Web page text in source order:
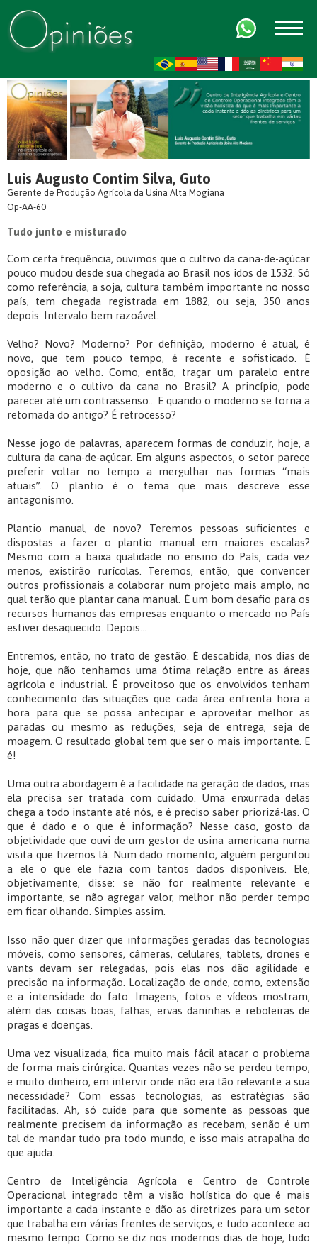
Luis Augusto Contim Silva, Guto
Gerente de Produção Agrícola da Usina Alta Mogiana
Op-AA-60
Tudo junto e misturado
Com certa frequência, ouvimos que o cultivo da cana-de-açúcar
pouco mudou desde sua chegada ao Brasil nos idos de 1532. Só
como referência, a soja, cultura também importante no nosso
país, tem chegada registrada em 1882, ou seja, 350 anos
depois. Intervalo bem razoável.
Velho? Novo? Moderno? Por definição, moderno é atual, é
novo, que tem pouco tempo, é recente e sofisticado. É
oposição ao velho. Como, então, traçar um paralelo entre
moderno e o cultivo da cana no Brasil? A princípio, pode
parecer até um contrassenso... E quando o moderno se torna a
retomada do antigo? É retrocesso?
Nesse jogo de palavras, aparecem formas de conduzir, hoje, a
cultura da cana-de-açúcar. Em alguns aspectos, o setor parece
preferir voltar no tempo a mergulhar nas formas “mais
atuais”. O plantio é o tema que mais descreve esse
antagonismo.
Plantio manual, de novo? Teremos pessoas suficientes e
dispostas a fazer o plantio manual em maiores escalas?
Mesmo com a baixa qualidade no ensino do País, cada vez
menos, existirão rurícolas. Teremos, então, que convencer
outros profissionais a colaborar num projeto mais amplo, no
qual terão que plantar cana manual. É um bom desafio para os
recursos humanos das empresas enquanto o mercado no País
estiver desaquecido. Depois...
Entremos, então, no trato de gestão. É descabida, nos dias de
hoje, que não tenhamos uma ótima relação entre as áreas
agrícola e industrial. É proveitoso que os envolvidos tenham
conhecimento das situações que cada área enfrenta hora a
hora para que se possa antecipar e aproveitar melhor as
paradas ou mesmo as reduções, seja de entrega, seja de
moagem. O resultado global tem que ser o mais importante. E
é!
Uma outra abordagem é a facilidade na geração de dados, mas
ela precisa ser tratada com cuidado. Uma enxurrada delas
chega a todo instante até nós, e é preciso saber priorizá-las. O
que é dado e o que é informação? Nesse caso, gosto da
objetividade que ouvi de um gestor de usina americana numa
visita que fizemos lá. Num dado momento, alguém perguntou
a ele o que ele fazia com tantos dados disponíveis. Ele,
objetivamente, disse: se não for realmente relevante e
importante, se não agregar valor, melhor não perder tempo
em ficar olhando. Simples assim.
Isso não quer dizer que informações geradas das tecnologias
móveis, como sensores, câmeras, celulares, tablets, drones e
vants devam ser relegadas, pois elas nos dão agilidade e
precisão na informação. Localização de onde, como, extensão
e a intensidade do fato. Imagens, fotos e vídeos mostram,
além das coisas boas, falhas, ervas daninhas e reboleiras de
pragas e doenças.
Uma vez visualizada, fica muito mais fácil atacar o problema
de forma mais cirúrgica. Quantas vezes não se perdeu tempo,
e muito dinheiro, em intervir onde não era tão relevante a sua
necessidade? Com essas tecnologias, as estratégias são
facilitadas. Ah, só cuide para que somente as pessoas que
realmente precisem da informação as recebam, senão é um
tal de mandar tudo pra todo mundo, e isso mais atrapalha do
que ajuda.
Centro de Inteligência Agrícola e Centro de Controle
Operacional integrado têm a visão holística do que é mais
importante a cada instante e dão as diretrizes para um setor
que trabalha em várias frentes de serviços, e tudo acontece ao
mesmo tempo. Como se diz nos modernos dias de hoje, tudo